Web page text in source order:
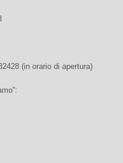
(in orario di apertura)